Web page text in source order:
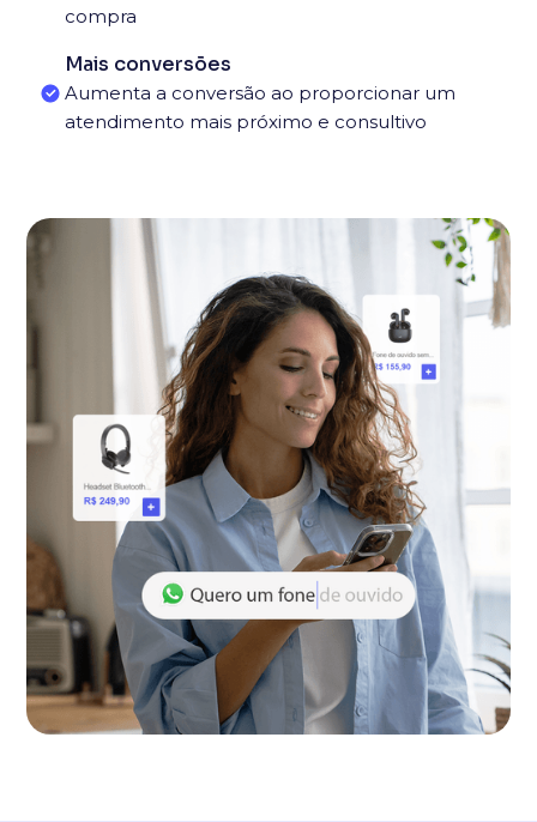
compra
Mais conversões
Aumenta a conversão ao proporcionar um
atendimento mais próximo e consultivo